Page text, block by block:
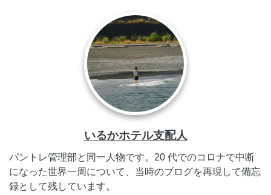
いるかホテル支配人
パントレ管理部と同一人物です。20 代でのコロナで中断
になった世界一周について、当時のブログを再現して備忘
録として残しています。